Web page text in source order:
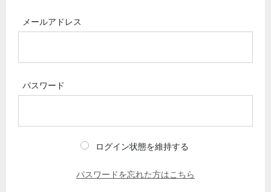
メールアドレス
パスワード
ログイン状態を維持する
パスワードを忘れた方はこちら